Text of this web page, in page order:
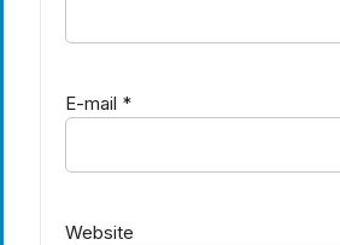
E-mail *
Website